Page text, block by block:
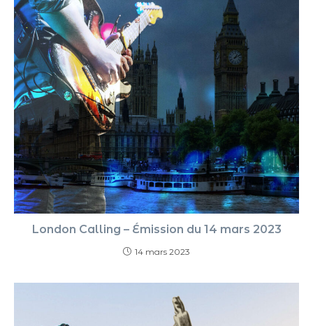
London Calling – Émission du 14 mars 2023
14 mars 2023